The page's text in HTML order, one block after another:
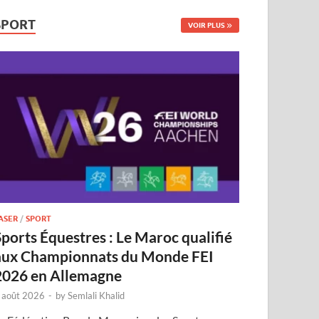
VOIR PLUS
/SPORT
Équestres : Le Maroc qualifié
Championnats du Monde FEI
en Allemagne
2026 - bySemlali Khalid